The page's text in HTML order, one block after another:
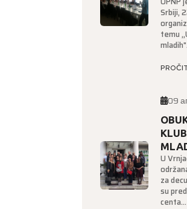
Srbiji,
temu
09
U
za
su
centa...